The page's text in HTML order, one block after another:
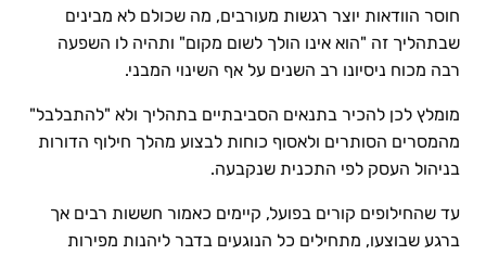
חוסר הוודאות יוצר רגשות מעורבים, מה שכולם לא מבינים
שבתהליך זה "הוא אינו הולך לשום מקום" ותהיה לו השפעה
רבה מכוח ניסיונו רב השנים על אף השינוי המבני.
מומלץ לכן להכיר בתנאים הסביבתיים בתהליך ולא "להתבלבל"
מהמסרים הסותרים ולאסוף כוחות לבצוע מהלך חילוף הדורות
בניהול העסק לפי התכנית שנקבעה.
עד שהחילופים קורים בפועל, קיימים כאמור חששות רבים אך
ברגע שבוצעו, מתחילים כל הנוגעים בדבר ליהנות מפירות